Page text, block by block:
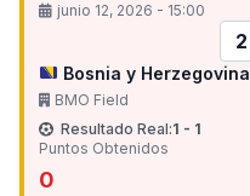
junio 12, 2026 - 15:00
2
Bosnia y Herzegovina
BMO Field
Resultado Real:1 - 1
Puntos Obtenidos
0